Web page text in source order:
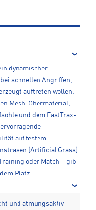
dynamischer
schnellen Angriffen,
auftreten wollen.
Mesh-Obermaterial,
und dem FastTrax-
auf festem
(Artificial Grass).
oder Match – gib
Platz.
und atmungsaktiv